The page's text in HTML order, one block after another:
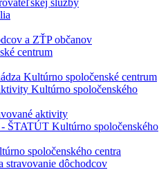
služby
a ZŤP občanov
centrum
Kultúrno spoločenské centrum
Kultúrno spoločenského
aktivity
ŠTATÚT Kultúrno spoločenského
spoločenského centra
stravovanie dôchodcov